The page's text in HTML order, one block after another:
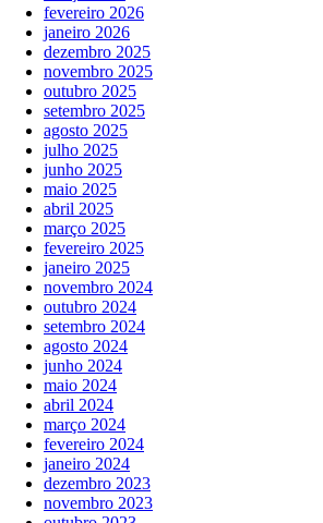
fevereiro 2026
janeiro 2026
dezembro 2025
novembro 2025
outubro 2025
setembro 2025
agosto 2025
julho 2025
junho 2025
maio 2025
abril 2025
março 2025
fevereiro 2025
janeiro 2025
novembro 2024
outubro 2024
setembro 2024
agosto 2024
junho 2024
maio 2024
abril 2024
março 2024
fevereiro 2024
janeiro 2024
dezembro 2023
novembro 2023